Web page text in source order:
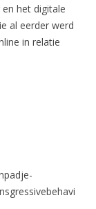
het digitale
al eerder werd
in relatie